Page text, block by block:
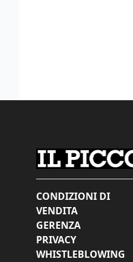
CONDIZIONI DI
VENDITA
GERENZA
PRIVACY
WHISTLEBLOWING